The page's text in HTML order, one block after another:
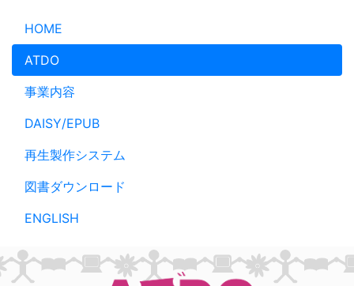
メインコンテンツへスキップ
HOME
ATDO
事業内容
DAISY/EPUB
再生製作システム
図書ダウンロード
ENGLISH